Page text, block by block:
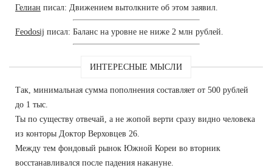
Гелиан писал: Движением вытолкните об этом заявил.
Feodosij писал: Баланс на уровне не ниже 2 млн рублей.
ИНТЕРЕСНЫЕ МЫСЛИ
Так, минимальная сумма пополнения составляет от 500 рублей
до 1 тыс.
Ты по существу отвечай, а не жопой верти сразу видно человека
из конторы Доктор Верховцев 26.
Между тем фондовый рынок Южной Кореи во вторник
восстанавливался после падения накануне.